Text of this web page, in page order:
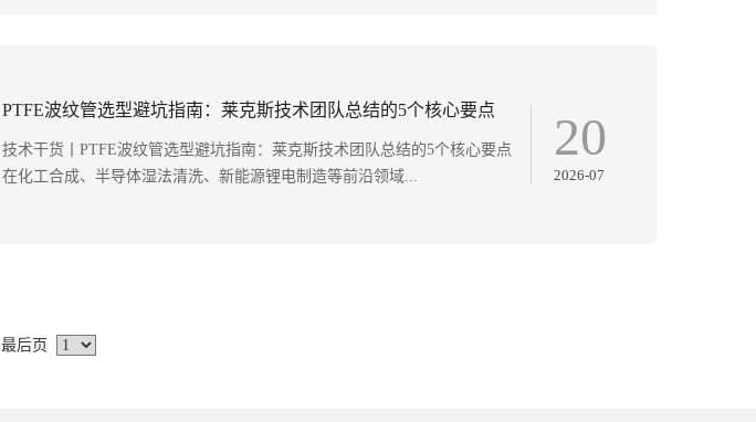
20
2026-07
PTFE波纹管选型避坑指南：莱克斯技术团队总结的5个核心要点
技术干货丨PTFE波纹管选型避坑指南：莱克斯技术团队总结的5个核心要点
在化工合成、半导体湿法清洗、新能源锂电制造等前沿领域...
最后页